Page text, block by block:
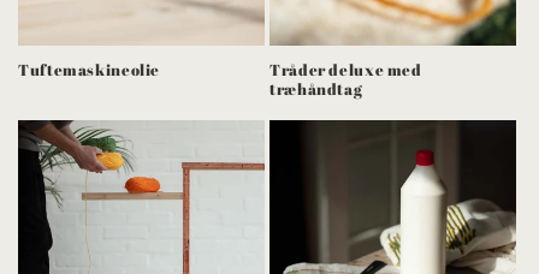
Tuftemaskineolie
Tråder deluxe med
træhåndtag